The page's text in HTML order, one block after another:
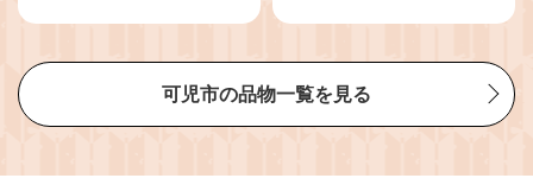
品 ストック パルプ100％ 岐阜県
用品 ストック パルプ100％ 】
可児市の品物一覧を見る